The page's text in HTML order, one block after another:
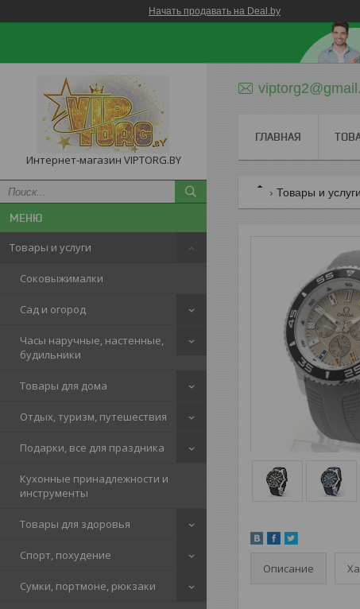
Начать продавать на Deal.by
Интернет-магазин VIPTORG.BY
Товары и услуги
Соковыжималки
Сад и огород
Часы наручные, настенные,
будильники
Товары для дома
Отдых, туризм, путешествия
Подарки, все для праздника
Кухонные принадлежности и
инструменты
Товары для здоровья
Спорт, похудение
Сумки, портмоне, рюкзаки
ГЛАВНАЯ
Товары и услуги
Описание